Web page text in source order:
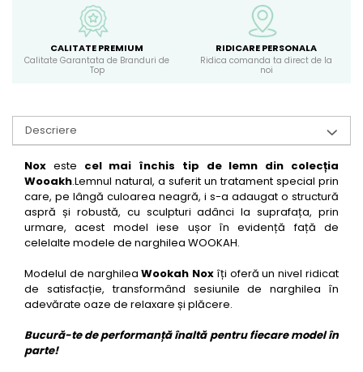
CALITATE PREMIUM
Calitate Garantata de Branduri de
Top
RIDICARE PERSONALA
Ridica comanda ta direct de la
noi
Descriere
Nox este cel mai închis tip de lemn din colecția
Wooakh.Lemnul natural, a suferit un tratament special prin
care, pe lângă culoarea neagră, i s-a adaugat o structură
aspră și robustă, cu sculpturi adânci la suprafața, prin
urmare, acest model iese ușor în evidență față de
celelalte modele de narghilea WOOKAH.
Modelul de narghilea Wookah Nox îți oferă un nivel ridicat
de satisfacție, transformând sesiunile de narghilea în
adevărate oaze de relaxare și plăcere.
Bucură-te de performanță înaltă pentru fiecare model în
parte!